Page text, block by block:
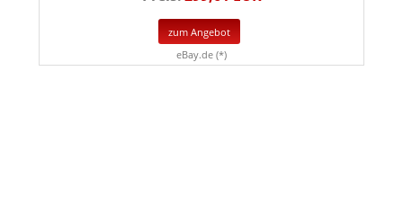
zum Angebot
eBay.de (*)